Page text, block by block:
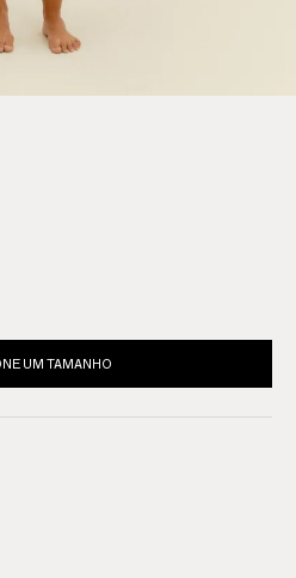
UM TAMANHO